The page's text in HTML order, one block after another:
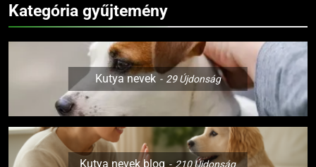
Kategória gyűjtemény
Kutya nevek 29Újdonság
Kutya nevek blog 210Újdonság